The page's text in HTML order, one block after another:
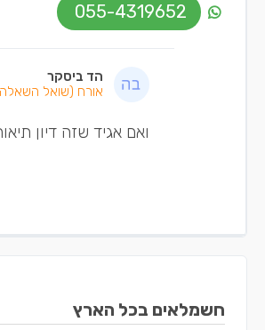
055-4319652
הד ביסקר
אורח (שואל
ואם אגיד שזה דיון
חשמלאים בכל הארץ